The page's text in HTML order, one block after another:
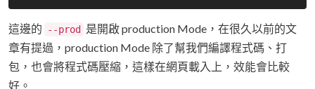
這邊的 --prod
是開啟 production Mode，在很久以前的文
章有提過，production Mode 除了幫我們編譯程式碼、打
包，也會將程式碼壓縮，這樣在網頁載入上，效能會比較
好。